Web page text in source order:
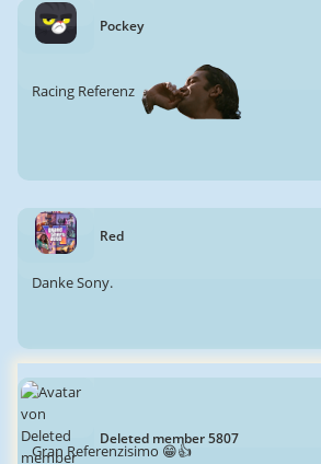
Pockey
Racing Referenz
Red
Danke Sony.
Deleted member 5807
Gran Referenzisimo 😁👍